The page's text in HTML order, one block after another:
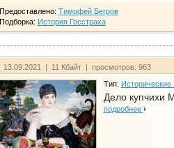
Предоставлено: Тимофей Бегров
Подборка: История Госстраха
13.09.2021 | 11 Кбайт | просмотров: 963
Тип:
Дело купчихи
подробнее